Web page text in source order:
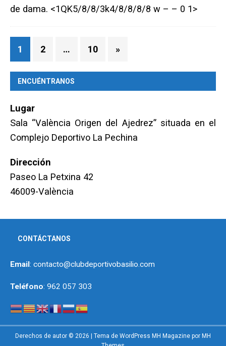
de dama. <1QK5/8/8/3k4/8/8/8/8 w – – 0 1>
1 2 … 10 »
ENCUÉNTRANOS
Lugar
Sala “València Origen del Ajedrez” situada en el
Complejo Deportivo La Pechina
Dirección
Paseo La Petxina 42
46009-València
CONTÁCTANOS
Email: contacto@clubdeportivobasilio.com
Teléfono: 962 057 303
Derechos de autor © 2026 | Tema de WordPress MH Magazine por MH